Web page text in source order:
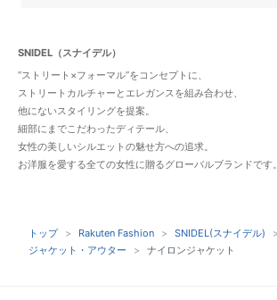
SNIDEL（スナイデル）
“ストリート×フォーマル”をコンセプトに、
ストリートカルチャーとエレガンスを組み合わせ、
他にないスタイリングを提案。
細部にまでこだわったディテール、
女性の美しいシルエットの魅せ方への追求。
お洋服を愛する全ての女性に贈るグローバルブランドです。
トップ Rakuten Fashion
SNIDEL(スナイデル)
ジャケット・アウター
ナイロンジャケット